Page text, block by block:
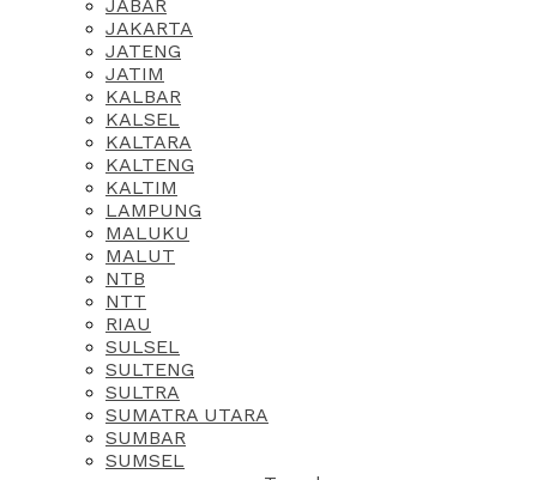
JABAR
JAKARTA
JATENG
JATIM
KALBAR
KALSEL
KALTARA
KALTENG
KALTIM
LAMPUNG
MALUKU
MALUT
NTB
NTT
RIAU
SULSEL
SULTENG
SULTRA
SUMATRA UTARA
SUMBAR
SUMSEL